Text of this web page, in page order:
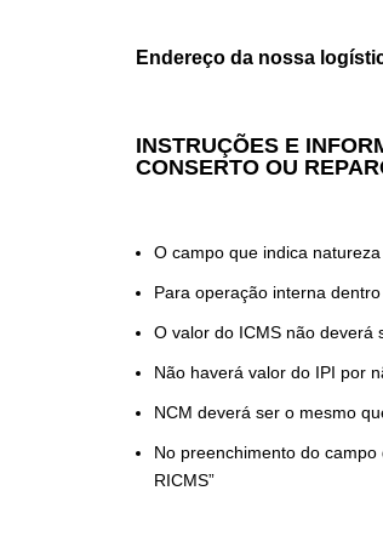
Endereço da nossa
INSTRUÇÕES E
CONSERTO OU
O campo que indica
Para operação interna
O valor do ICMS não deverá
Não haverá valor do IPI por
NCM deverá ser o mesmo
No preenchimento do
RICMS”